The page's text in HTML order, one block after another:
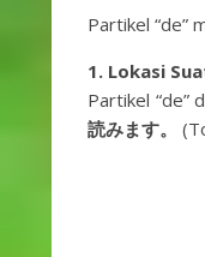
Partikel “de”
1. Lokasi
Partikel “de”
読みます。